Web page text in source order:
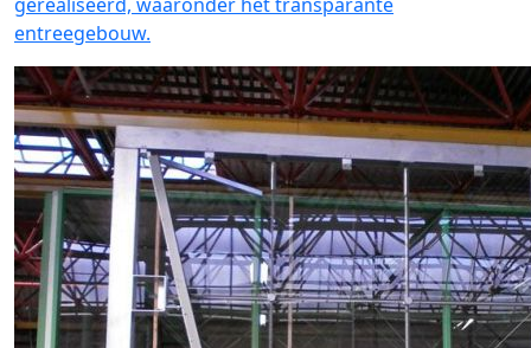
entreegebouw.